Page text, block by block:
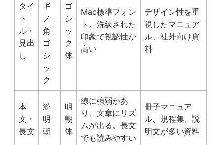
タイ
ト
ル・
見出
し
ギ
ノ
角
ゴ
シ
ッ
ク
ゴ
シ
ッ
ク
体
Mac標準フォン
ト。洗練された
印象で視認性が
高い
デザイン性を重
視したマニュア
ル、社外向け資
料
本
文・
長文
游
明
朝
明
朝
体
線に強弱があ
り、文章にリズ
ムが出る。長文
でも読みやすい
冊子マニュア
ル、規程集、説
明文が多い資料